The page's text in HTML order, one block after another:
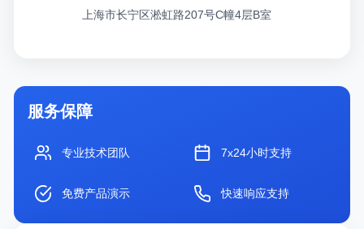
上海市长宁区淞虹路207号C幢4层B室
服务保障
专业技术团队 7x24小时支持
免费产品演示 快速响应支持